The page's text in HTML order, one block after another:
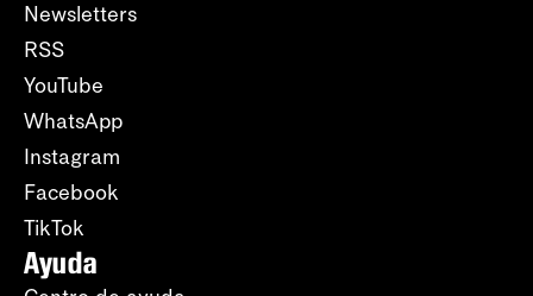
Newsletters
RSS
YouTube
WhatsApp
Instagram
Facebook
TikTok
Ayuda